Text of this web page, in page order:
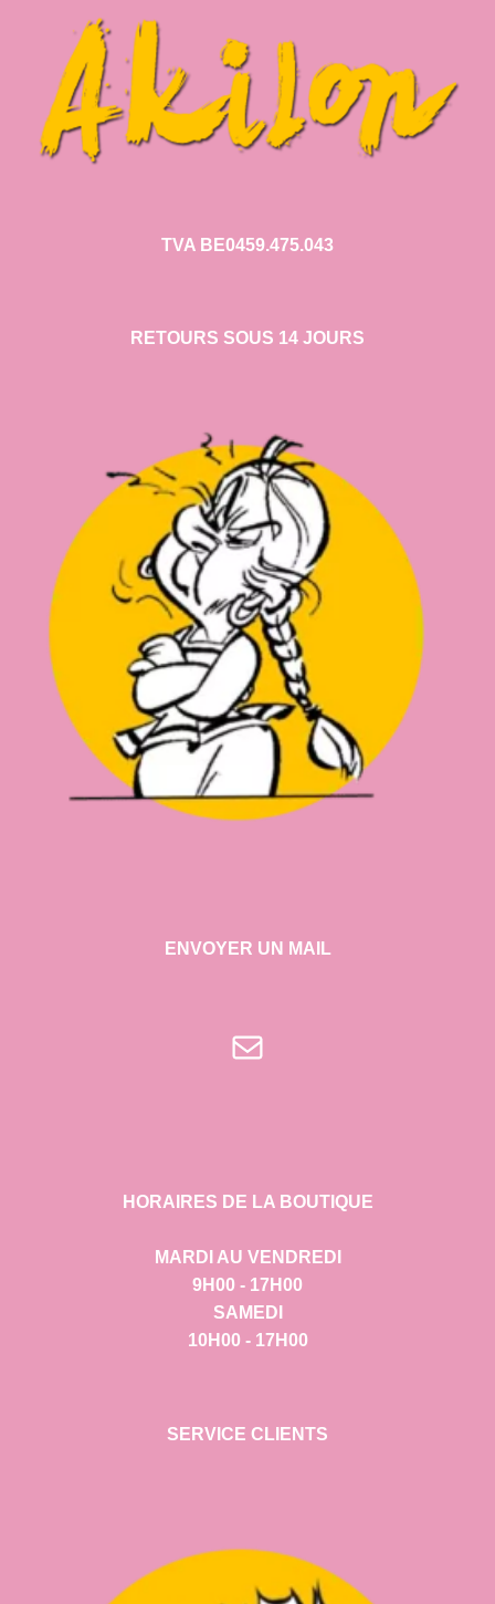
TVA BE0459.475.043
RETOURS SOUS 14 JOURS
ENVOYER UN MAIL
E-mail
HORAIRES DE LA BOUTIQUE
MARDI AU VENDREDI
9H00 - 17H00
SAMEDI
10H00 - 17H00
SERVICE CLIENTS